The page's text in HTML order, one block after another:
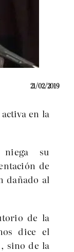
21/02/2019
en la
su
de
dañado al
de la
dice el
sino de la